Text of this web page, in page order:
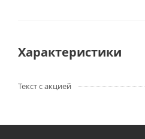
Характеристики
Текст с акцией